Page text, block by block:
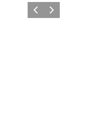
Precedente
Avanti